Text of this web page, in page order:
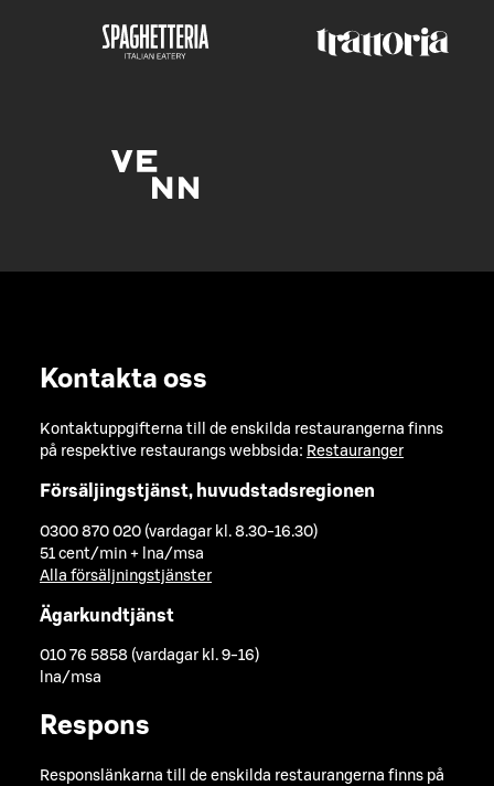
Kontakta oss
Kontaktuppgifterna till de enskilda restaurangerna finns
på respektive restaurangs webbsida: Restauranger
Försäljingstjänst, huvudstadsregionen
0300 870 020 (vardagar kl. 8.30-16.30)
51 cent/min + lna/msa
Alla försäljningstjänster
Ägarkundtjänst
010 76 5858 (vardagar kl. 9-16)
lna/msa
Respons
Responslänkarna till de enskilda restaurangerna finns på